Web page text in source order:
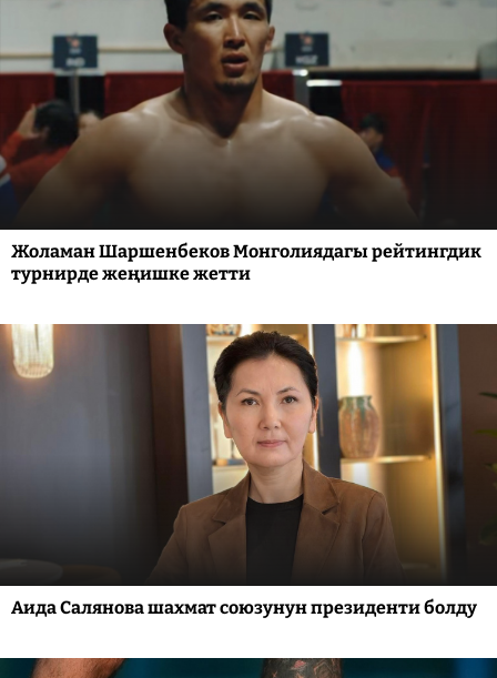
Жоламан Шаршенбеков Монголиядагы рейтингдик
турнирде жеңишке жетти
Аида Салянова шахмат союзунун президенти болду